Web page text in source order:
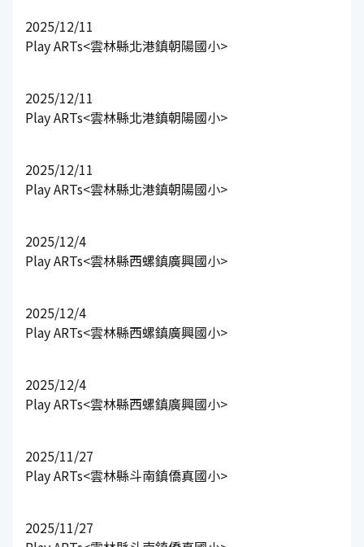
2025/12/11
Play ARTs<雲林縣北港鎮朝陽國小>
2025/12/11
Play ARTs<雲林縣北港鎮朝陽國小>
2025/12/11
Play ARTs<雲林縣北港鎮朝陽國小>
2025/12/4
Play ARTs<雲林縣西螺鎮廣興國小>
2025/12/4
Play ARTs<雲林縣西螺鎮廣興國小>
2025/12/4
Play ARTs<雲林縣西螺鎮廣興國小>
2025/11/27
Play ARTs<雲林縣斗南鎮僑真國小>
2025/11/27